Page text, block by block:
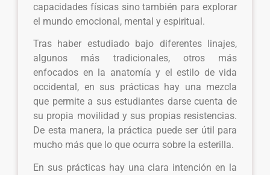
capacidades físicas sino también para explorar
el mundo emocional, mental y espiritual.
Tras haber estudiado bajo diferentes linajes,
algunos más tradicionales, otros más
enfocados en la anatomía y el estilo de vida
occidental, en sus prácticas hay una mezcla
que permite a sus estudiantes darse cuenta de
su propia movilidad y sus propias resistencias.
De esta manera, la práctica puede ser útil para
mucho más que lo que ocurra sobre la esterilla.
En sus prácticas hay una clara intención en la